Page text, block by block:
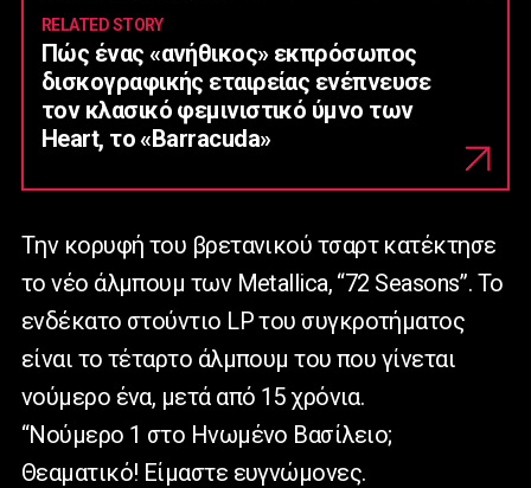
RELATED STORY
Πώς ένας «ανήθικος» εκπρόσωπος
δισκογραφικής εταιρείας ενέπνευσε
τον κλασικό φεμινιστικό ύμνο των
Heart, το «Barracuda»
Tην κορυφή του βρετανικού τσαρτ κατέκτησε
το νέο άλμπουμ των Μetallica, “72 Seasons”. To
ενδέκατο στούντιο LP του συγκροτήματος
είναι το τέταρτο άλμπουμ του που γίνεται
νούμερο ένα, μετά από 15 χρόνια.
“Νούμερο 1 στο Ηνωμένο Βασίλειο;
Θεαματικό! Είμαστε ευγνώμονες.